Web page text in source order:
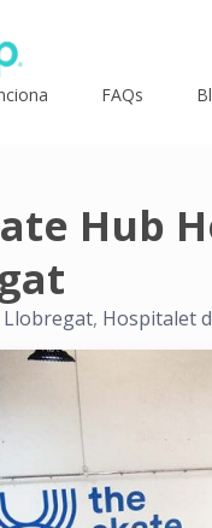
FAQs
Hub
, Hospitalet